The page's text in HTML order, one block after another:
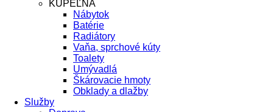
KÚPEĽŇA
Nábytok
Batérie
Radiátory
Vaňa, sprchové kúty
Toalety
Umývadlá
Škárovacie hmoty
Obklady a dlažby
Služby